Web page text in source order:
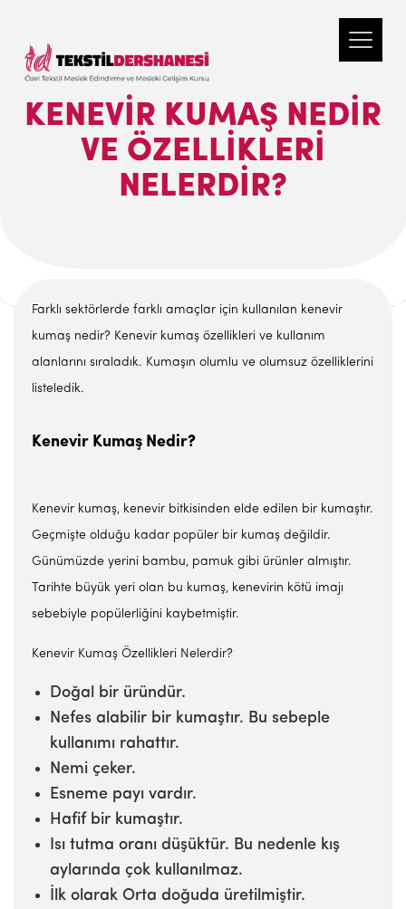
KENEVIR KUMAŞ NEDIR
VE ÖZELLIKLERI
NELERDIR?
Farklı sektörlerde farklı amaçlar için kullanılan kenevir
kumaş nedir? Kenevir kumaş özellikleri ve kullanım
alanlarını sıraladık. Kumaşın olumlu ve olumsuz özelliklerini
listeledik.
Kenevir Kumaş Nedir?
Kenevir kumaş, kenevir bitkisinden elde edilen bir kumaştır.
Geçmişte olduğu kadar popüler bir kumaş değildir.
Günümüzde yerini bambu, pamuk gibi ürünler almıştır.
Tarihte büyük yeri olan bu kumaş, kenevirin kötü imajı
sebebiyle popülerliğini kaybetmiştir.
Kenevir Kumaş Özellikleri Nelerdir?
Doğal bir üründür.
Nefes alabilir bir kumaştır. Bu sebeple
kullanımı rahattır.
Nemi çeker.
Esneme payı vardır.
Hafif bir kumaştır.
Isı tutma oranı düşüktür. Bu nedenle kış
aylarında çok kullanılmaz.
İlk olarak Orta doğuda üretilmiştir.